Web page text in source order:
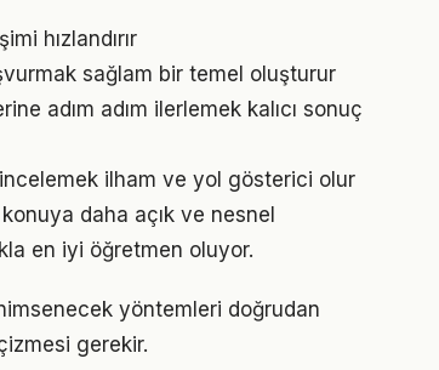
hızlandırır
sağlam bir temel oluşturur
adım adım ilerlemek kalıcı sonuç
incelemek ilham ve yol gösterici olur
daha açık ve nesnel
en iyi öğretmen oluyor.
yöntemleri doğrudan
gerekir.